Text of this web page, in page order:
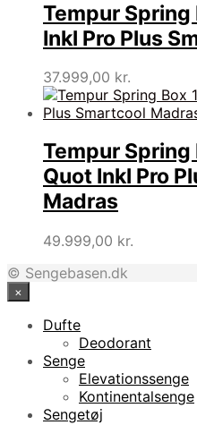
Tempur
Inkl Pro Plus
37.999,00 kr.
Tempur
Quot Inkl Pro
Madras
49.999,00 kr.
© Sengebasen.dk
×
Dufte
Deodorant
Senge
Elevationssenge
Kontinentalsenge
Sengetøj